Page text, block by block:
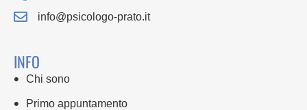
info@psicologo-prato.it
INFO
Chi sono
Primo appuntamento